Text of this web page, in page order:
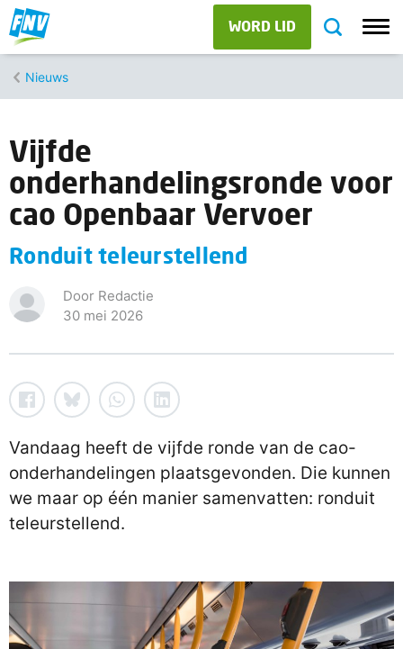
WORD LID
Nieuws
Vijfde
onderhandelingsronde voor
cao Openbaar Vervoer
Ronduit teleurstellend
Door Redactie
30 mei 2026
Vandaag heeft de vijfde ronde van de cao-
onderhandelingen plaatsgevonden. Die kunnen
we maar op één manier samenvatten: ronduit
teleurstellend.